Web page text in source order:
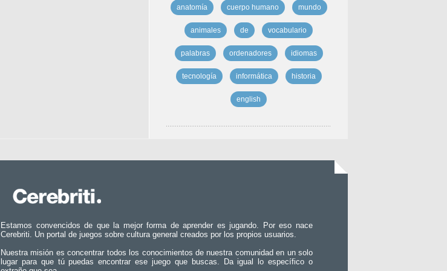
anatomía cuerpo humano mundo
animales de vocabulario
palabras ordenadores idiomas
tecnología informática historia
english
Estamos convencidos de que la mejor forma de aprender es jugando. Por eso nace
Cerebriti. Un portal de juegos sobre cultura general creados por los propios usuarios.
Nuestra misión es concentrar todos los conocimientos de nuestra comunidad en un solo
lugar para que tú puedas encontrar ese juego que buscas. Da igual lo específico o